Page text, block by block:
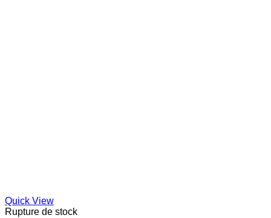
Quick View
Rupture de stock